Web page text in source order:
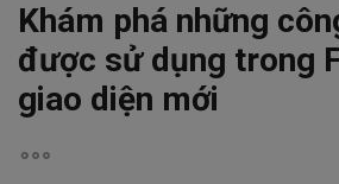
Khám phá những
được sử dụng trong
giao diện mới